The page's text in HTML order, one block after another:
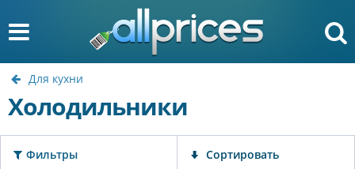
Для кухни
Холодильники
Фильтры Сортировать